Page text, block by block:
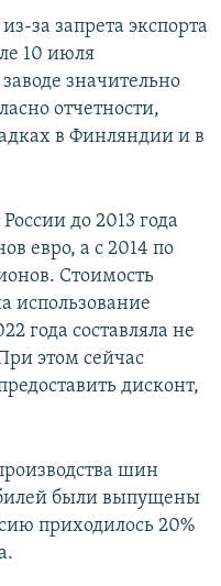
за запрета экспорта
10 июля
значительно
отчетности,
в Финляндии и в
до 2013 года
евро, а с 2014 по
Стоимость
использование
года составляла не
этом сейчас
дисконт,
шин
были выпущены
приходилось 20%